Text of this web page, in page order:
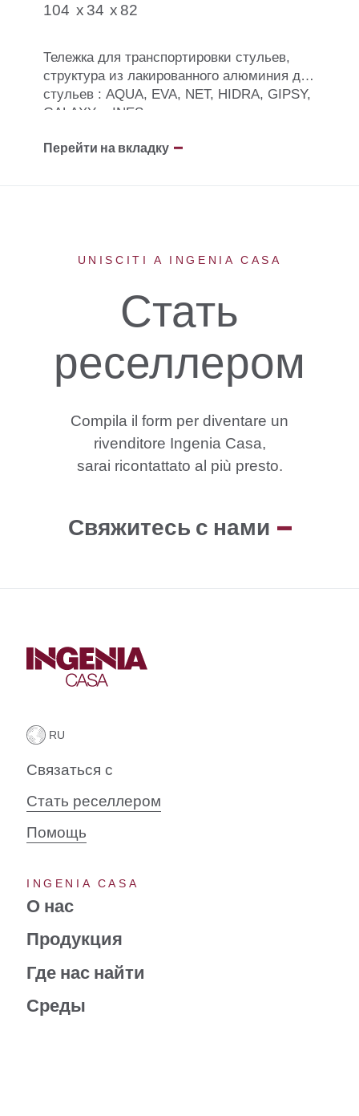
104 34 82
Тележка для транспортировки стульев,
структура из лакированного алюминия для
стульев : AQUA, EVA, NET, HIDRA, GIPSY,
GALAXY и INES.
Перейти на вкладку
UNISCITI A INGENIA CASA
Стать
реселлером
Compila il form per diventare un
rivenditore Ingenia Casa,
sarai ricontattato al più presto.
Свяжитесь с нами
Связаться с
Стать реселлером
Помощь
INGENIA CASA
О нас
Продукция
Где нас найти
Среды